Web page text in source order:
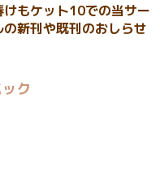
けもケット10での当サー
の新刊や既刊のおしらせ
ク